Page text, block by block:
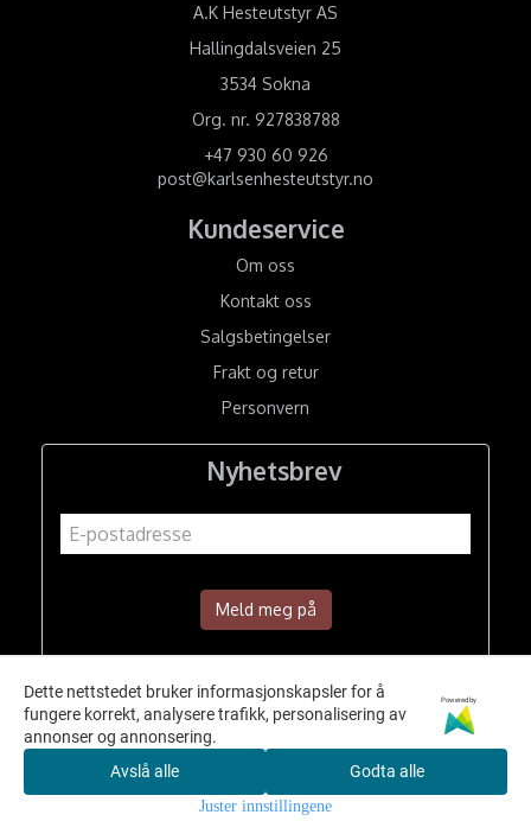
A.K Hesteutstyr AS
Hallingdalsveien 25
3534 Sokna
Org. nr. 927838788
+47 930 60 926
post@karlsenhesteutstyr.no
Kundeservice
Om oss
Kontakt oss
Salgsbetingelser
Frakt og retur
Personvern
Nyhetsbrev
Meld meg på
Dette nettstedet bruker informasjonskapsler for å
fungere korrekt, analysere trafikk, personalisering av
annonser og annonsering.
Powered by
Avslå alle Godta alle
Juster innstillingene